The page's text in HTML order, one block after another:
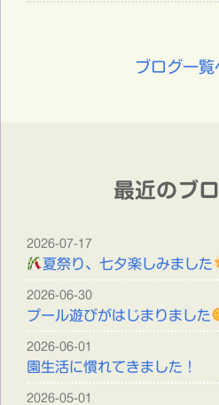
ブログ一覧
最近のブ
夏祭り、七夕楽しみました
2026-07-17
プール遊びがはじまりました
2026-06-30
園生活に慣れてきました！
2026-06-01
2026-05-01